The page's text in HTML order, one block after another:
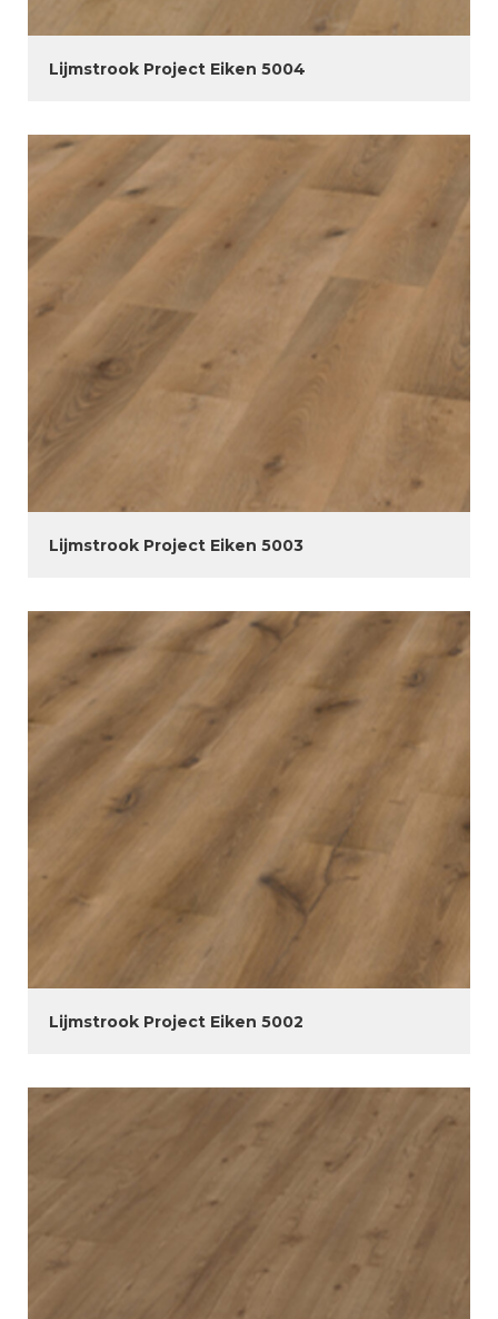
Lijmstrook Project Eiken 5004
Lijmstrook Project Eiken 5003
Lijmstrook Project Eiken 5002